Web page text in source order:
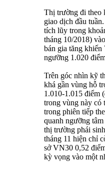
Thị trường đi theo
giao dịch đầu
tích lũy trong
tháng 10/2018)
bán gia tăng
ngưỡng 1.020
Trên góc nhìn kỹ
khá gần vùng hỗ
1.010-1.015 điểm
trong vùng này có
trong phiên tiếp
quanh ngưỡng
thị trường phái
tháng 11 hiện chỉ
sở VN30 0,52
kỳ vọng vào một